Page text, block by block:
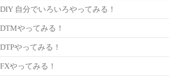
DIY 自分でいろいろやってみる！
DTMやってみる！
DTPやってみる！
FXやってみる！